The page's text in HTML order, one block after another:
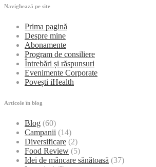
Navighează pe site
Prima pagină
Despre mine
Abonamente
Program de consiliere
Întrebări și răspunsuri
Evenimente Corporate
Povești iHealth
Articole în blog
Blog (60)
Campanii (14)
Diversificare (2)
Food Review (5)
Idei de mâncare sănătoasă (37)